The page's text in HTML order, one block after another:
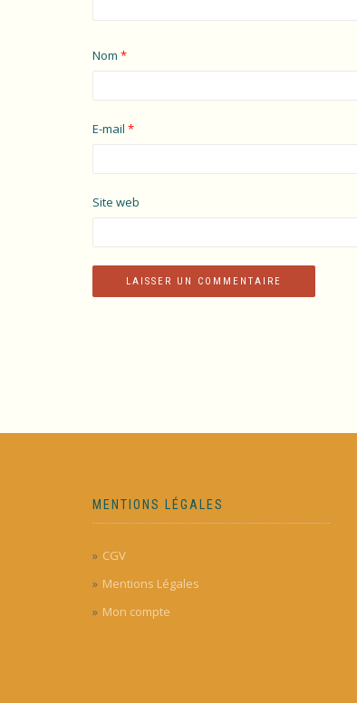
Nom *
E-mail *
Site web
MENTIONS LÉGALES
CGV
Mentions Légales
Mon compte